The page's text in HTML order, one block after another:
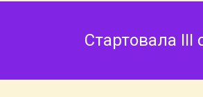
Стартовала